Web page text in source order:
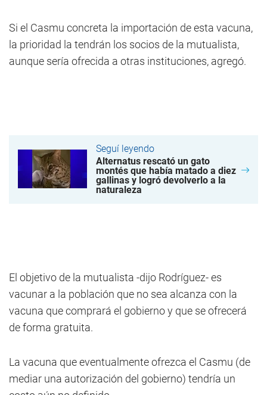
Si el Casmu concreta la importación de esta vacuna,
la prioridad la tendrán los socios de la mutualista,
aunque sería ofrecida a otras instituciones, agregó.
Seguí leyendo
Alternatus rescató un gato
montés que había matado a diez
gallinas y logró devolverlo a la
naturaleza
El objetivo de la mutualista -dijo Rodríguez- es
vacunar a la población que no sea alcanza con la
vacuna que comprará el gobierno y que se ofrecerá
de forma gratuita.
La vacuna que eventualmente ofrezca el Casmu (de
mediar una autorización del gobierno) tendría un